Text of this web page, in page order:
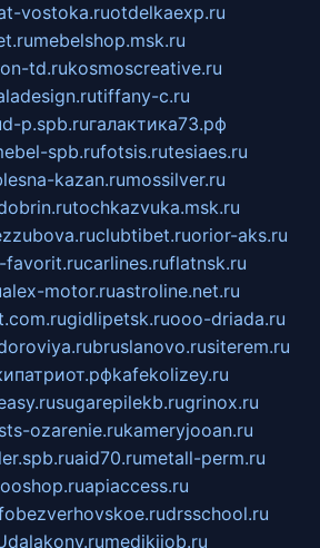
vostoka.ruotdelkaexp.ru
mebelshop.msk.ru
td.rukosmoscreative.ru
tiffany-c.ru
d-p.spb.ruгалактика73.рф
spb.rufotsis.rutesiaes.ru
kazan.rumossilver.ru
tochkazvuka.msk.ru
clubtibet.ruorior-aks.ru
favorit.rucarlines.ruflatnsk.ru
alex-motor.ruastroline.net.ru
gidlipetsk.ruooo-driada.ru
bruslanovo.rusiterem.ru
kafekolizey.ru
sugarepilekb.rugrinox.ru
ozarenie.rukameryjooan.ru
aid70.rumetall-perm.ru
apiaccess.ru
bezverhovskoe.rudrsschool.ru
dalakony.rumedikijob.ru